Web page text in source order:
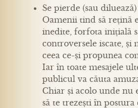
Se pierde (sau
Oamenii tind să rețină
inedite, forfota inițială
controversele iscate, și
ceea ce-și propunea
Iar în toate mesajele
publicul va căuta
Chiar și acolo unde nu
să te trezești în